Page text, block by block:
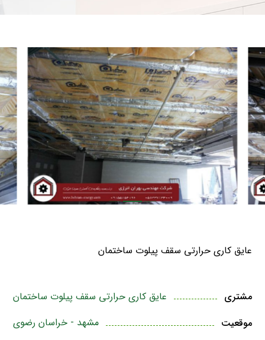
عایق کاری حرارتی سقف پیلوت ساختمان
مشتری
عایق کاری حرارتی سقف پیلوت ساختمان
موقعیت
مشهد - خراسان رضوی